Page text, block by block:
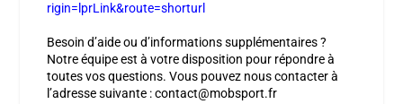
rigin=lprLink&route=shorturl
Besoin d’aide ou d’informations supplémentaires ?
Notre équipe est à votre disposition pour répondre à
toutes vos questions. Vous pouvez nous contacter à
l’adresse suivante :contact@mobsport.fr